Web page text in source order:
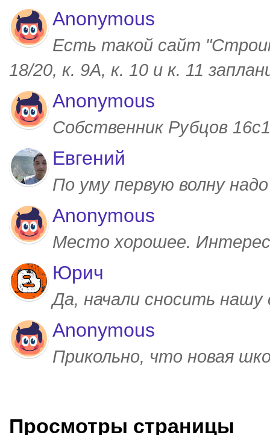
Anonymous
Есть такой сайт
18/20, к. 9А, к. 10 и к. 11
Anonymous
Собственник Рубцов
Евгений
По уму первую волну
Anonymous
Место хорошее.
Юрич
Да, начали сносить
Anonymous
Прикольно, что новая
Просмотры страницы